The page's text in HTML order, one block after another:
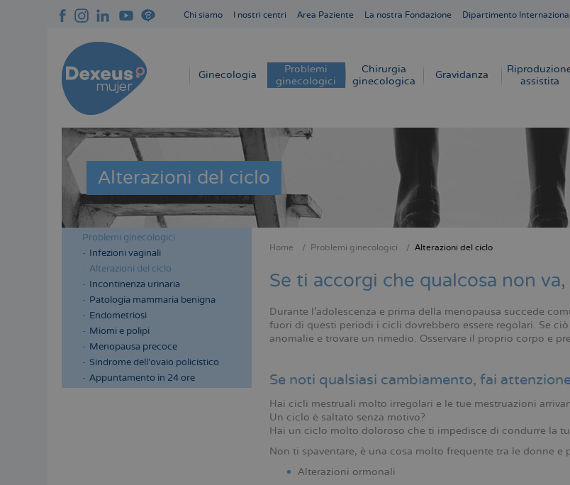
Chi siamo I nostri centri Area Paziente La nostra Fondazione Dipartimento
Navegación
Ginecologia
Problemi
ginecologici
Chirurgia
ginecologica
Gravidanza
assistita
Alterazioni del ciclo
Menú
lateral
cabecera
Menú
lateral
principal
Problemi ginecologici
Infezioni vaginali
Alterazioni del ciclo
Incontinenza urinaria
Patologia mammaria benigna
Endometriosi
Miomi e polipi
Menopausa precoce
Sindrome dell’ovaio policistico
Appuntamento in 24 ore
di
Home Problemi ginecologici Alterazioni del ciclo
Se ti accorgi che qualcosa non
Durante l’adolescenza e prima della menopausa succede
fuori di questi periodi i cicli dovrebbero essere regolari. Se
anomalie e trovare un rimedio. Osservare il proprio corpo e
Se noti qualsiasi cambiamento, fai
Hai cicli mestruali molto irregolari e le tue mestruazioni
Un ciclo è saltato senza motivo?
Hai un ciclo molto doloroso che ti impedisce di condurre la
Non ti spaventare, è una cosa molto frequente tra le donne e
Alterazioni ormonali